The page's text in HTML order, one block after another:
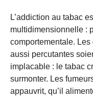
L’addiction au tabac
multidimensionnelle :
comportementale.
aussi percutantes
implacable : le tabac
surmonter. Les
appauvrit, qu’il